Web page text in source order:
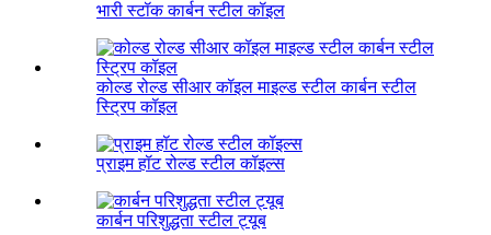
भारी स्टॉक कार्बन स्टील कॉइल
कोल्ड रोल्ड सीआर कॉइल माइल्ड स्टील कार्बन स्टील
स्ट्रिप कॉइल
प्राइम हॉट रोल्ड स्टील कॉइल्स
कार्बन परिशुद्धता स्टील ट्यूब